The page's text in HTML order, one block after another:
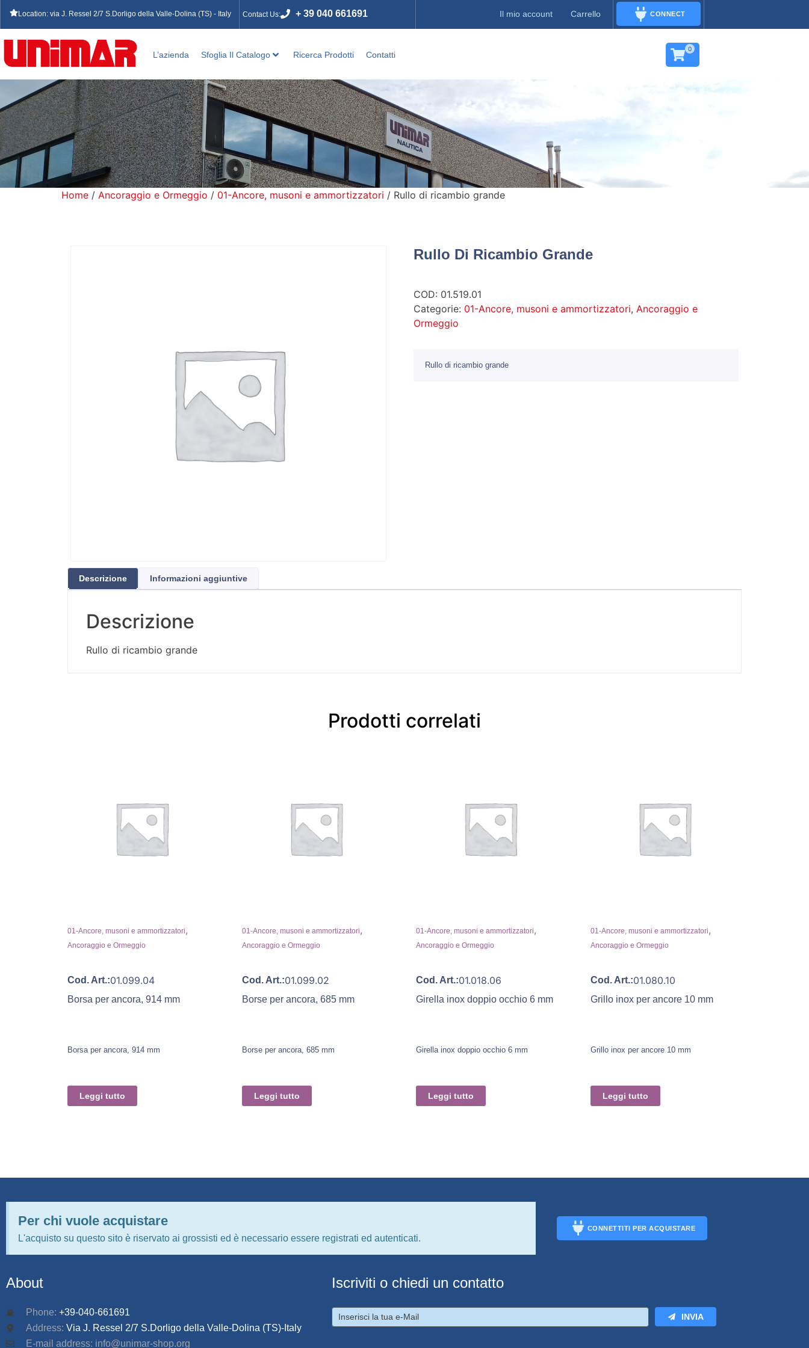
Location: via J. Ressel 2/7 S.Dorligo della Valle-Dolina (TS) - Italy Contact Us: + 39 040 661691 Il mio account Carrello CONNECT
L’azienda Sfoglia Il Catalogo Ricerca Prodotti Contatti
0
Home / Ancoraggio e Ormeggio / 01-Ancore, musoni e ammortizzatori / Rullo di ricambio grande
Rullo Di Ricambio Grande
COD: 01.519.01
Categorie: 01-Ancore, musoni e ammortizzatori, Ancoraggio e
Ormeggio
Rullo di ricambio grande
Descrizione Informazioni aggiuntive
Descrizione
Rullo di ricambio grande
Prodotti correlati
01-Ancore, musoni e ammortizzatori,
Ancoraggio e Ormeggio
Cod. Art.:01.099.04
Borsa per ancora, 914 mm
Borsa per ancora, 914 mm
Leggi tutto
01-Ancore, musoni e ammortizzatori,
Ancoraggio e Ormeggio
Cod. Art.:01.099.02
Borse per ancora, 685 mm
Borse per ancora, 685 mm
Leggi tutto
01-Ancore, musoni e ammortizzatori,
Ancoraggio e Ormeggio
Cod. Art.:01.018.06
Girella inox doppio occhio 6 mm
Girella inox doppio occhio 6 mm
Leggi tutto
01-Ancore, musoni e ammortizzatori,
Ancoraggio e Ormeggio
Cod. Art.:01.080.10
Grillo inox per ancore 10 mm
Grillo inox per ancore 10 mm
Leggi tutto
Per chi vuole acquistare
L'acquisto su questo sito è riservato ai grossisti ed è necessario essere registrati ed autenticati.
CONNETTITI PER ACQUISTARE
About
Phone: +39-040-661691
Address: Via J. Ressel 2/7 S.Dorligo della Valle-Dolina (TS)-Italy
E-mail address: info@unimar-shop.org
Iscriviti o chiedi un contatto
INVIA